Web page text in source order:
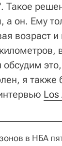
Такое
а он. Ему
возраст и
я также
Los
в НБА